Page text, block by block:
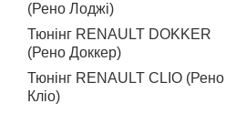
(Рено Лоджі)
Тюнінг RENAULT DOKKER
(Рено Доккер)
Тюнінг RENAULT CLIO (Рено
Кліо)